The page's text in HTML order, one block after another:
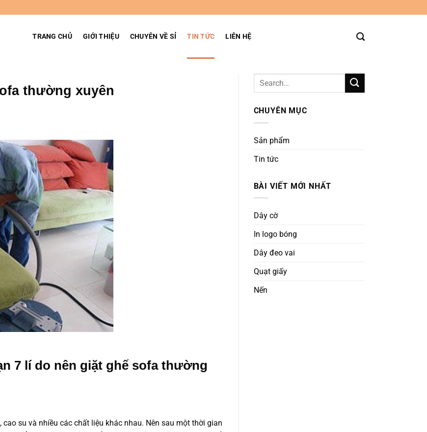
TRANG CHỦ GIỚI THIỆU CHUYÊN VỀ SỈ TIN TỨC LIÊN HỆ
thường xuyên
7 lí do nên giặt ghế sofa thường
su và nhiều các chất liệu khác nhau. Nên sau một thời gian
CHUYÊN MỤC
Sản phẩm
Tin tức
BÀI VIẾT MỚI NHẤT
Dây cờ
In logo bóng
Dây đeo vai
Quạt giấy
Nến